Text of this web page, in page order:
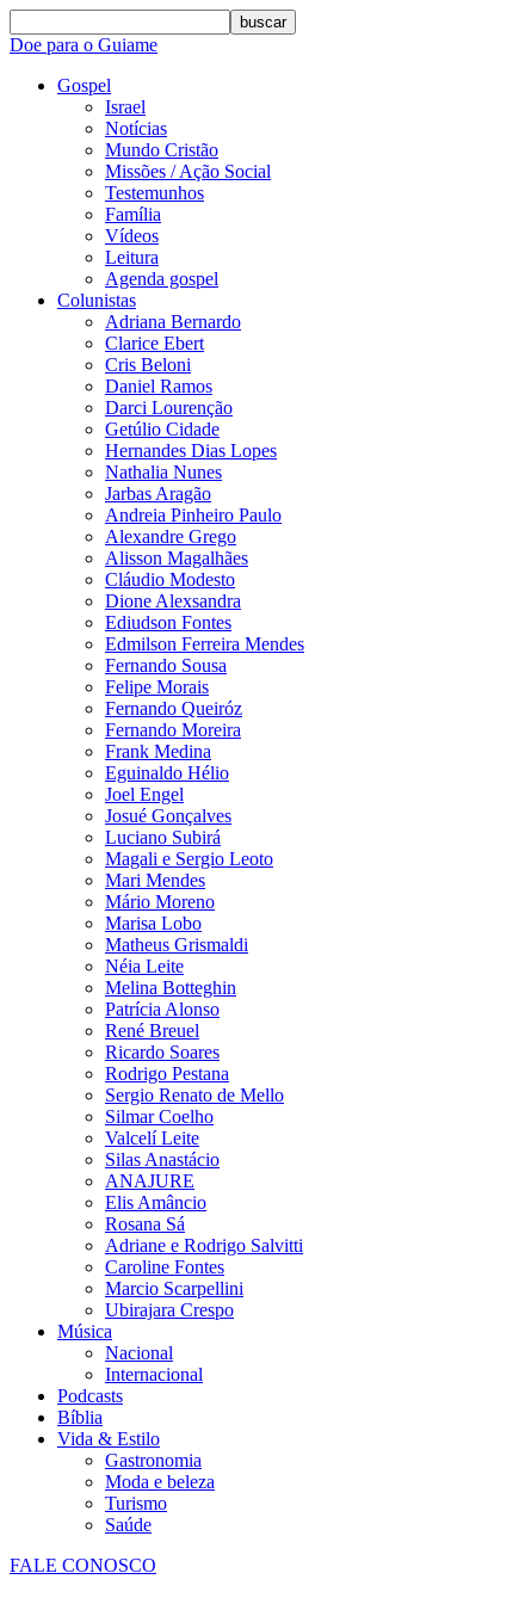
buscar
Doe para o Guiame
Gospel
Israel
Notícias
Mundo Cristão
Missões / Ação Social
Testemunhos
Família
Vídeos
Leitura
Agenda gospel
Colunistas
Adriana Bernardo
Clarice Ebert
Cris Beloni
Daniel Ramos
Darci Lourenção
Getúlio Cidade
Hernandes Dias Lopes
Nathalia Nunes
Jarbas Aragão
Andreia Pinheiro Paulo
Alexandre Grego
Alisson Magalhães
Cláudio Modesto
Dione Alexsandra
Ediudson Fontes
Edmilson Ferreira Mendes
Fernando Sousa
Felipe Morais
Fernando Queiróz
Fernando Moreira
Frank Medina
Eguinaldo Hélio
Joel Engel
Josué Gonçalves
Luciano Subirá
Magali e Sergio Leoto
Mari Mendes
Mário Moreno
Marisa Lobo
Matheus Grismaldi
Néia Leite
Melina Botteghin
Patrícia Alonso
René Breuel
Ricardo Soares
Rodrigo Pestana
Sergio Renato de Mello
Silmar Coelho
Valcelí Leite
Silas Anastácio
ANAJURE
Elis Amâncio
Rosana Sá
Adriane e Rodrigo Salvitti
Caroline Fontes
Marcio Scarpellini
Ubirajara Crespo
Música
Nacional
Internacional
Podcasts
Bíblia
Vida & Estilo
Gastronomia
Moda e beleza
Turismo
Saúde
FALE CONOSCO